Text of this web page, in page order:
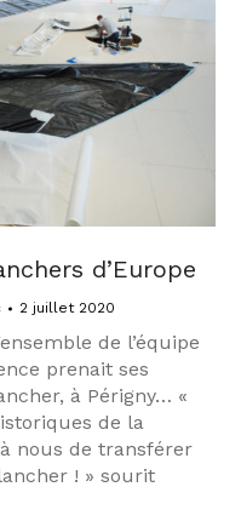
d’Europe
2 juillet 2020
de l’équipe
prenait ses
à Périgny… «
de la
nous de transférer
! » sourit